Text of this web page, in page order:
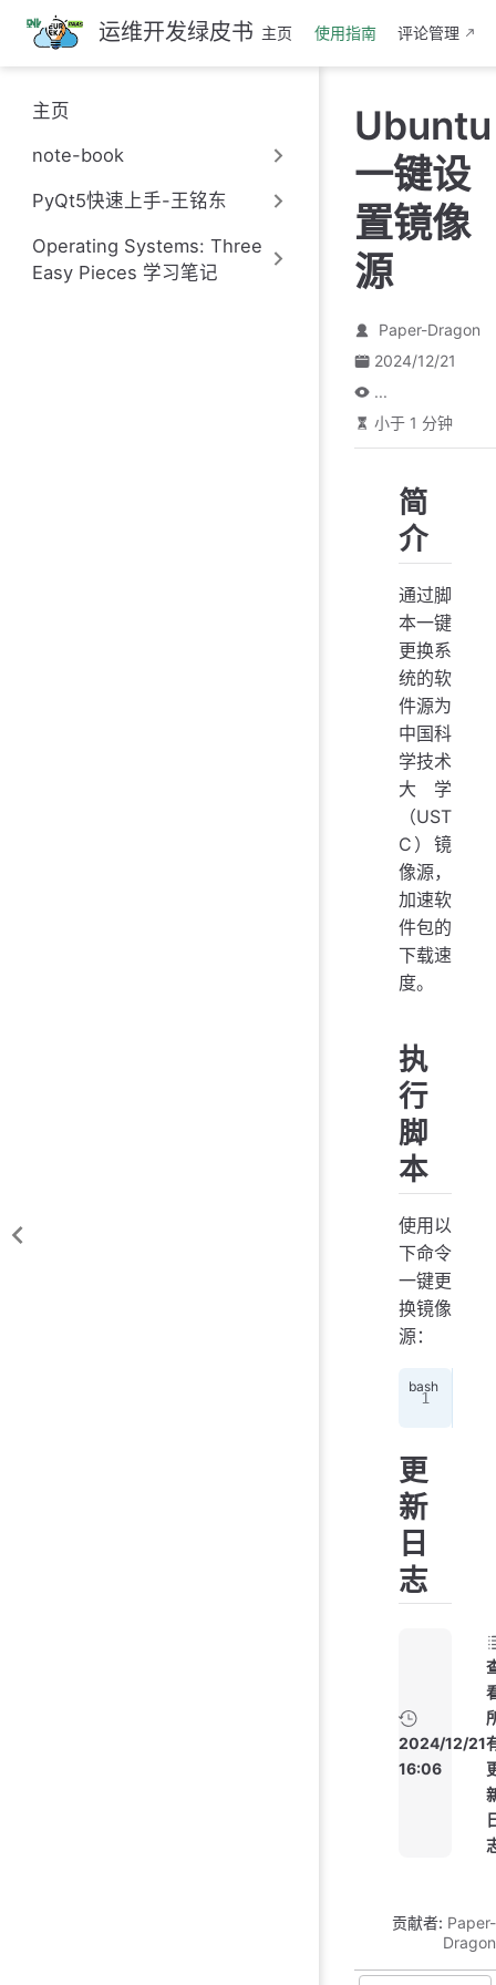
跳
至
主
要
內
运维开发绿皮书 主页 使用指南 评论管理
主页
note-book
PyQt5快速上手-王铭东
Operating Systems: Three
Easy Pieces 学习笔记
Ubuntu
一键设
置镜像
源
Paper-Dragon
2024/12/21
...
小于 1 分钟
简
介
通过脚
本一键
更换系
统的软
件源为
中国科
学技术
大学
（UST
C）镜
像源，
加速软
件包的
下载速
度。
执
行
脚
本
使用以
下命令
一键更
换镜像
源：
更
新
日
志
2024/12/21
16:06
贡献者: Paper-
Dragon